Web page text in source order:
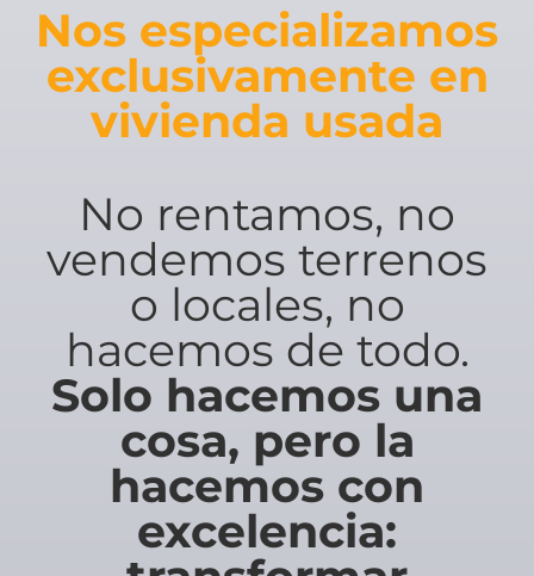
Nos especializamos
exclusivamente en
vivienda usada
No rentamos, no
vendemos terrenos
o locales, no
hacemos de todo.
Solo hacemos una
cosa, pero la
hacemos con
excelencia: